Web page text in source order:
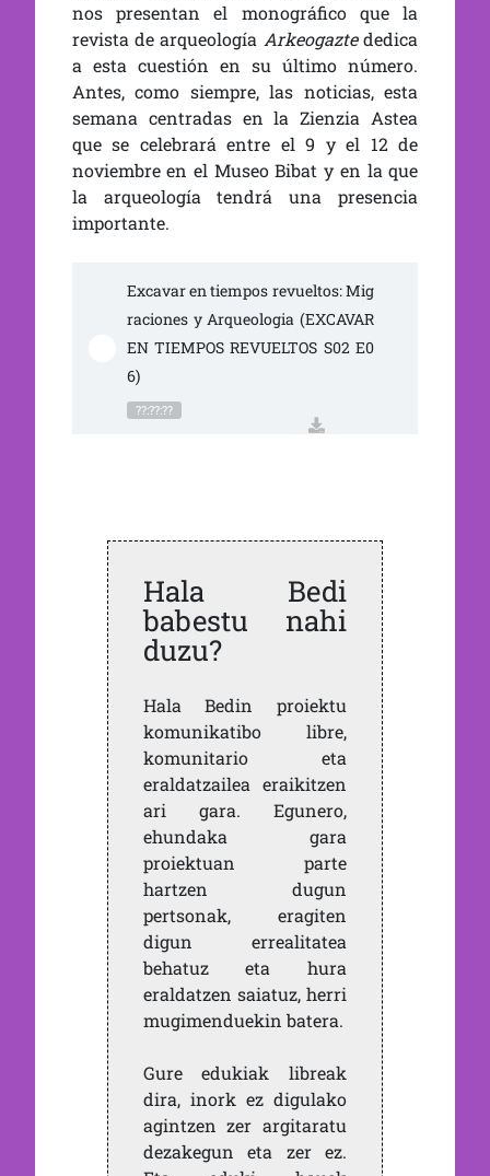
nos presentan el monográfico que la
revista de arqueología Arkeogaztededica
a esta cuestión en su último número.
Antes, como siempre, las noticias, esta
semana centradas en la Zienzia Astea
que se celebrará entre el 9 y el 12 de
noviembre en el Museo Bibat y en la que
la arqueología tendrá una presencia
importante.
Excavar en tiempos revueltos: Mig
raciones y Arqueologia (EXCAVAR
EN TIEMPOS REVUELTOS S02 E0
6)
??:??:??
Hala Bedi
babestu nahi
duzu?
Hala Bedin proiektu
komunikatibo libre,
komunitario eta
eraldatzailea eraikitzen
ari gara. Egunero,
ehundaka gara
proiektuan parte
hartzen dugun
pertsonak, eragiten
digun errealitatea
behatuz eta hura
eraldatzen saiatuz, herri
mugimenduekin batera.
Gure edukiak libreak
dira, inork ez digulako
agintzen zer argitaratu
dezakegun eta zer ez.